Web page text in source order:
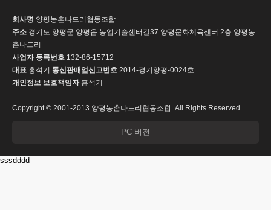
회사명 양평농촌나드리협동조합
주소 경기도 양평군 양평읍 농업기술센터길37 양평문화체육센터 2층 양평농
촌나드리
사업자 등록번호 132-86-15712
대표 홍석기 통신판매업신고번호 2014-경기양평-0024호
개인정보 보호책임자홍석기
Copyright © 2001-2013 양평농촌나드리협동조합. All Rights Reserved.
PC 버전
sssdddd